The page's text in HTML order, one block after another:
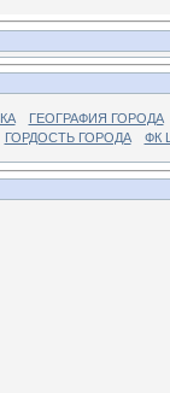
ГЕОГРАФИЯ ГОРОДА
ГОРДОСТЬ ГОРОДА ФК